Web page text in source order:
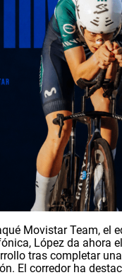
Movistar Team, el
López da ahora
tras completar
El corredor ha